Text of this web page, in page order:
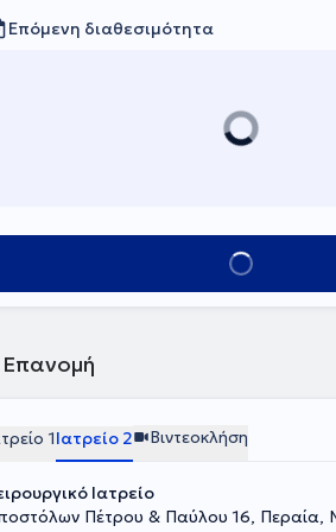
Επόμενη διαθεσιμότητα
Κλείσε ραντεβού
Επανομή
1Ιατρείο 2 Βιντεοκλήση
Ιατρείο
Πέτρου & Παύλου 16,